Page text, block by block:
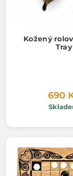
Kožený
Tray
690